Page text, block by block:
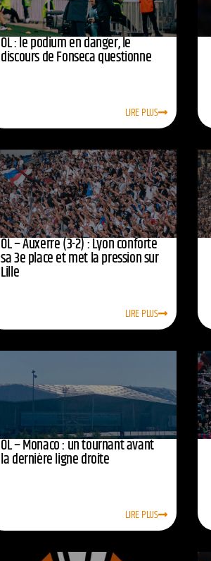
OL : le podium en danger, le
discours de Fonseca questionne
LIRE PLUS
OL – Auxerre (3-2) : Lyon conforte
sa 3e place et met la pression sur
Lille
LIRE PLUS
OL – Monaco : un tournant avant
la dernière ligne droite
LIRE PLUS